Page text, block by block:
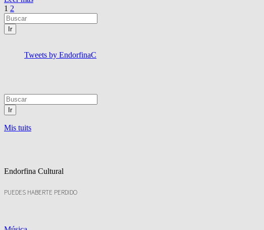
Paginación
de
entradas
1 2
Ir
Tweets by EndorfinaC
Ir
Mis tuits
Endorfina Cultural
PUEDES HABERTE PERDIDO